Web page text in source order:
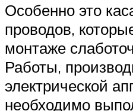
Особенно это
проводов,
монтаже
Работы,
электрической
необходимо